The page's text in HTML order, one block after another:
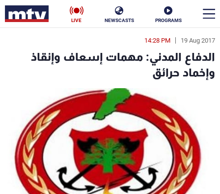
PROGRAMS
NEWSCASTS
LIVE
19 Aug 2017
14:28 PM
الدفاع المدني: مهمات إسعاف وإنقاذ
وإخماد حرائق
en
الأخبار
ناس
فن
منوعات رياضة
كأس العالم